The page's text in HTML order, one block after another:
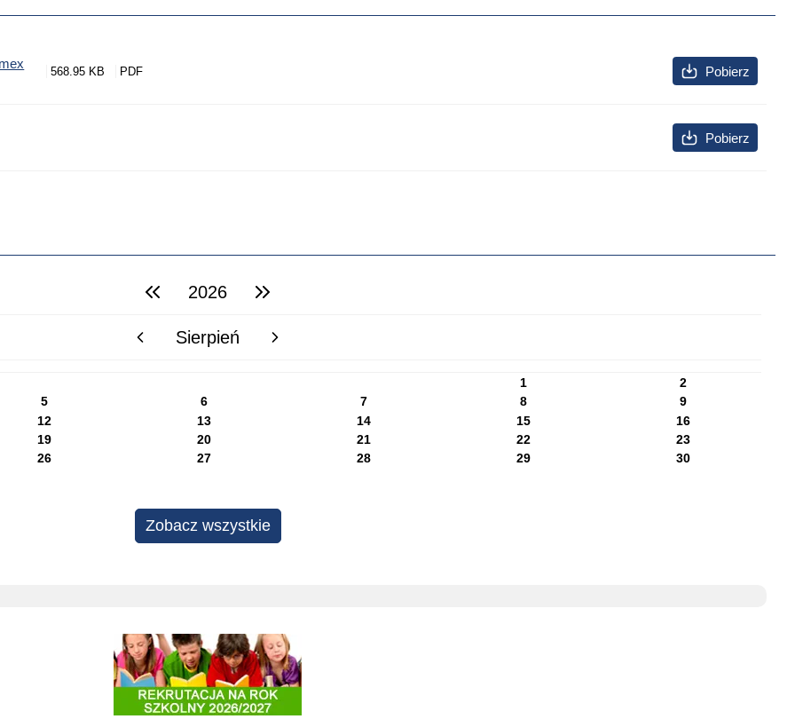
568.95 KB Pobierz
Pobierz
poprzedni rok2026 następny rok
poprzedni miesiącSierpień następny miesiąc
1
2
5 6 7 8
9
12 13 14 15
16
19 20 21 22
23
26 27 28 29
30
Zobacz wszystkie
Rekrutacja do szkół i przedszkoli 2025/2026